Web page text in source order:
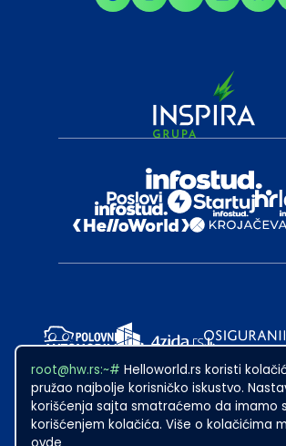
root@hw.rs:~# Helloworld.rs koristi
pružao najbolje korisničko iskustvo.
korišćenja sajta smatraćemo da imamo
korišćenjem kolačića. Više o kolačićima